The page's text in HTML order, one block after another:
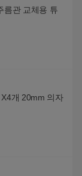
름관 교체용 튜
개 20mm 의자